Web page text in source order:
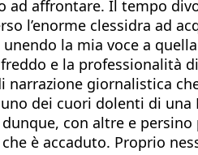
ad affrontare. Il tempo
l’enorme clessidra ad
la mia voce a
e la professionalità
narrazione giornalistica
uno dei cuori dolenti di
con altre e
è accaduto. Proprio